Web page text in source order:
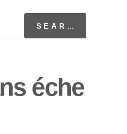
éche